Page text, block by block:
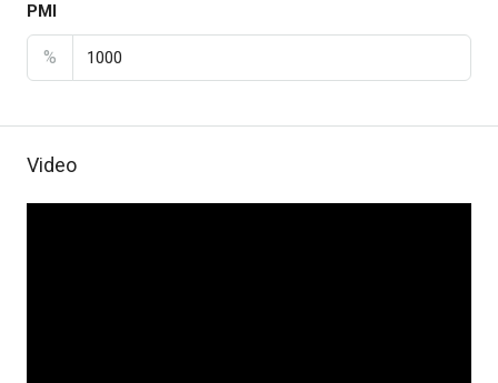
PMI
%
Video